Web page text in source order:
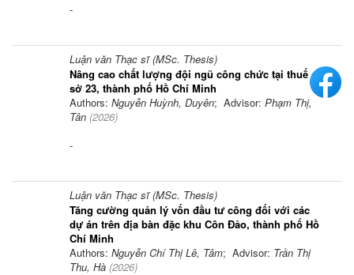
-
Luận văn Thạc sĩ (MSc. Thesis)
Nâng cao chất lượng đội ngũ công chức tại thuế cơ
sở 23, thành phố Hồ Chí Minh
Authors: Nguyễn Huỳnh, Duyên; Advisor: Phạm Thị,
Tân (2026)
-
Luận văn Thạc sĩ (MSc. Thesis)
Tăng cường quản lý vốn đầu tư công đối với các
dự án trên địa bàn đặc khu Côn Đảo, thành phố Hồ
Chí Minh
Authors: Nguyễn Chí Thị Lê, Tâm; Advisor: Trần Thị
Thu, Hà (2026)